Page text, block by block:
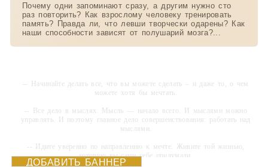
Почему одни запоминают сразу, а другим нужно сто
раз повторить? Как взрослому человеку тренировать
память? Правда ли, что левши творчески одарены? Как
наши способности зависят от полушарий мозга?...
-- Начинайте делать все, что вы можете сделать – и даже то, о чем
можете хотя бы мечтать.
-- Все дело в мыслях. Мысль — начало всего. И мыслями можно
управлять. И поэтому главное дело совершенствования: работать над
мыслями.
-- Идите уверенно по направлению к мечте. Живите той жизнью,
которую вы сами себе придумали.
ДОБАВИТЬ БАННЕР